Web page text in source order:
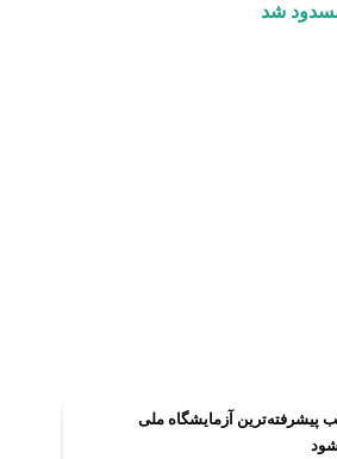
شد
پیشرفته‌ترین آزمایشگاه ملی